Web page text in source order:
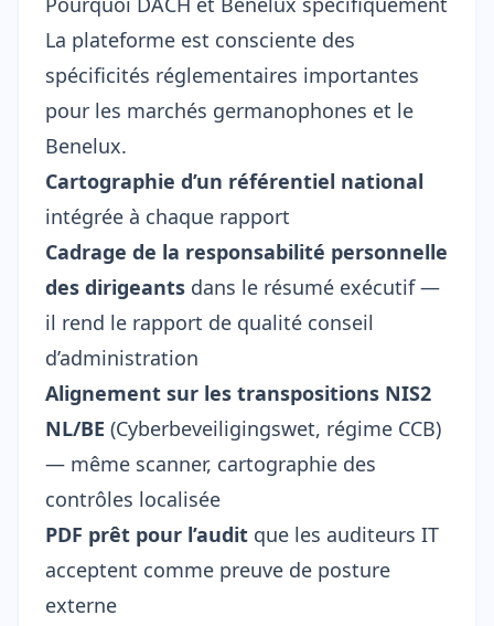
La plateforme est consciente des
spécificités réglementaires importantes
pour les marchés germanophones et le
Benelux.
Cartographie d’un référentiel national
intégrée à chaque rapport
Cadrage de la responsabilité personnelle
des dirigeants dans le résumé exécutif —
il rend le rapport de qualité conseil
d’administration
Alignement sur les transpositions NIS2
NL/BE (Cyberbeveiligingswet, régime CCB)
— même scanner, cartographie des
contrôles localisée
PDF prêt pour l’audit que les auditeurs IT
acceptent comme preuve de posture
externe